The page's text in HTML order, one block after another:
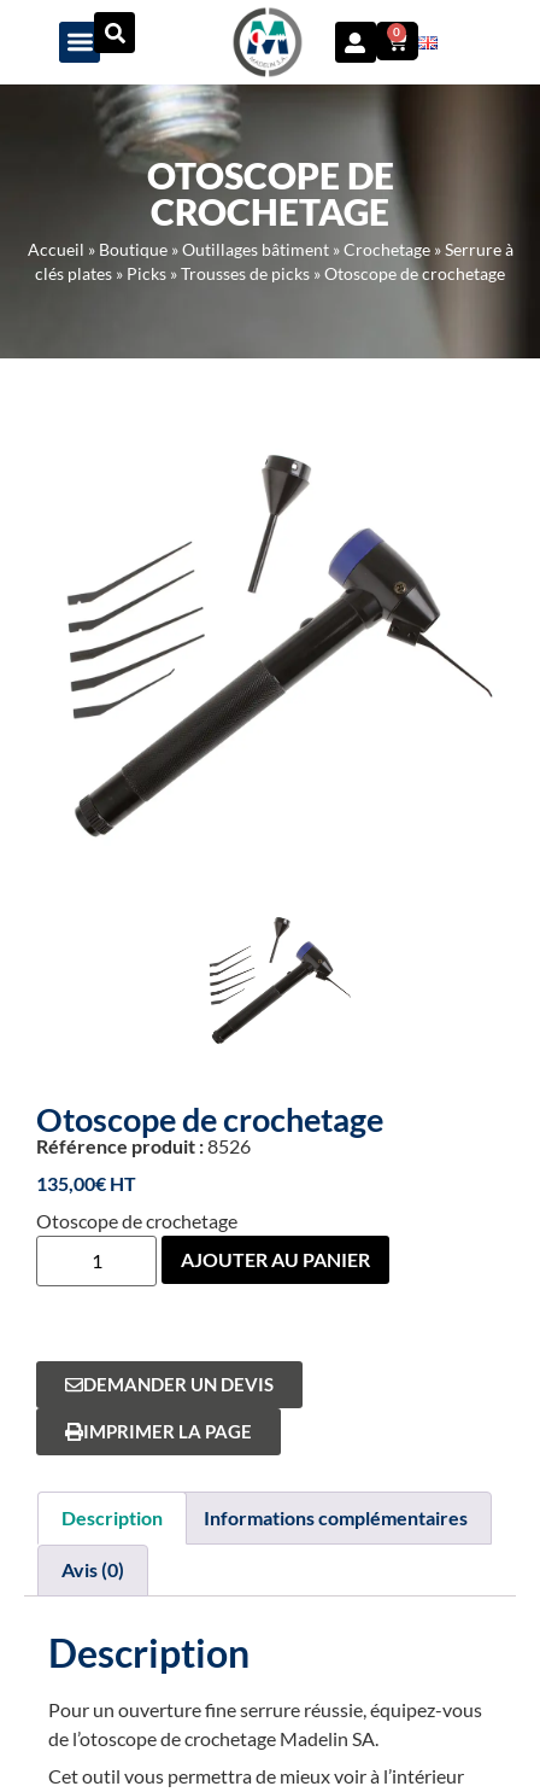
Panneau de gestion des cookies
0
OTOSCOPE DE
CROCHETAGE
Accueil » Boutique»Outillages bâtiment»Crochetage»Serrure à
clés plates » Picks »Trousses de picks »Otoscope de crochetage
Otoscope de crochetage
Référence produit :8526
135,00€
Otoscope de crochetage
AJOUTER AU PANIER
DEMANDER UN DEVIS
IMPRIMER LA PAGE
Description Informations complémentaires
Avis (0)
Description
Pour un ouverture fine serrure réussie, équipez-vous
de l’otoscope de crochetage Madelin SA.
Cet outil vous permettra de mieux voir à l’intérieur